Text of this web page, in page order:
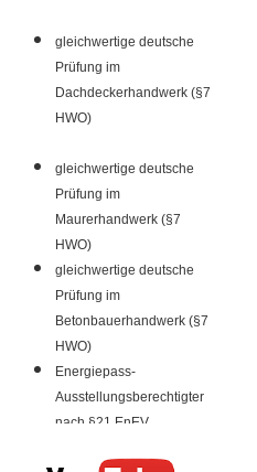
gleichwertige deutsche
Prüfung im
Dachdeckerhandwerk (§7
HWO)
gleichwertige deutsche
Prüfung im
Maurerhandwerk (§7
HWO)
gleichwertige deutsche
Prüfung im
Betonbauerhandwerk (§7
HWO)
Energiepass-
Ausstellungsberechtigter
nach §21 EnEV